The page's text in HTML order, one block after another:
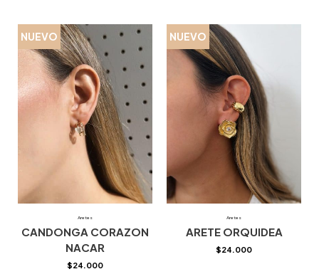
NUEVO
Aretes
CANDONGA CORAZON
NACAR
$24.000
NUEVO
Aretes
ARETE ORQUIDEA
$24.000